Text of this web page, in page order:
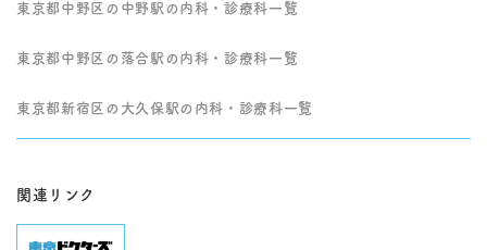
東京都中野区の中野駅の内科・診療科一覧
東京都中野区の落合駅の内科・診療科一覧
東京都新宿区の大久保駅の内科・診療科一覧
関連リンク